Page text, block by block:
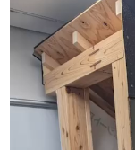
画
プ
ヤ